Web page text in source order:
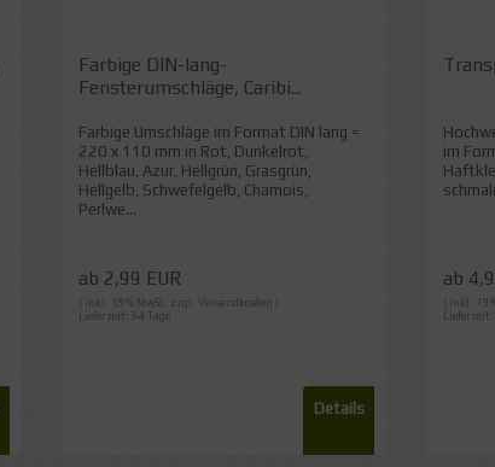
Farbige DIN-lang-
Fensterumschläge, Caribi...
Farbige Umschläge im Format DIN lang =
220 x 110 mm in Rot, Dunkelrot,
Hellblau, Azur, Hellgrün, Grasgrün,
Hellgelb, Schwefelgelb, Chamois,
Perlwe...
ab 2,99 EUR
( inkl. 19 % MwSt. zzgl. Versandkosten )
Lieferzeit:3-4 Tage
Details
im
ab
( inkl. 19